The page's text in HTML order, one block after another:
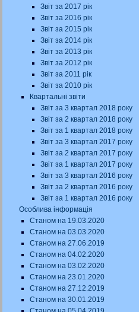
Звіт за 2017 рік
Звіт за 2016 рік
Звіт за 2015 рік
Звіт за 2014 рік
Звіт за 2013 рік
Звіт за 2012 рік
Звіт за 2011 рік
Звіт за 2010 рік
Квартальні звіти
Звіт за 3 квартал 2018 року
Звіт за 2 квартал 2018 року
Звіт за 1 квартал 2018 року
Звіт за 3 квартал 2017 року
Звіт за 2 квартал 2017 року
Звіт за 1 квартал 2017 року
Звіт за 3 квартал 2016 року
Звіт за 2 квартал 2016 року
Звіт за 1 квартал 2016 року
Особлива інформація
Станом на 19.03.2020
Станом на 03.03.2020
Станом на 27.06.2019
Станом на 04.02.2020
Станом на 03.02.2020
Станом на 23.01.2020
Станом на 27.12.2019
Станом на 30.01.2019